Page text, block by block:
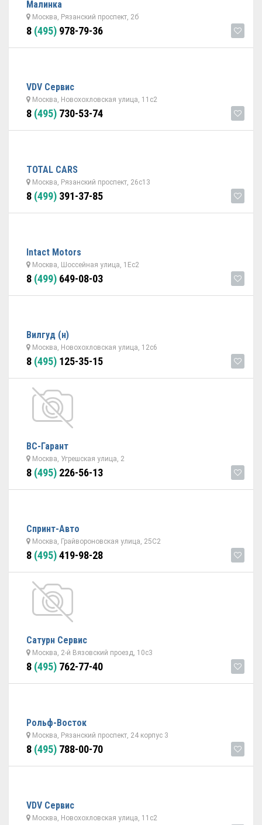
Малинка
Москва, Рязанский проспект, 2б
8 (495) 978-79-36
VDV Сервис
Москва, Новохохловская улица, 11с2
8 (495) 730-53-74
TOTAL CARS
Москва, Рязанский проспект, 26с13
8 (499) 391-37-85
Intact Motors
Москва, Шоссейная улица, 1Ес2
8 (499) 649-08-03
Вилгуд (н)
Москва, Новохохловская улица, 12с6
8 (495) 125-35-15
ВС-Гарант
Москва, Угрешская улица, 2
8 (495) 226-56-13
Спринт-Авто
Москва, Грайвороновская улица, 25С2
8 (495)419-98-28
Сатурн Сервис
Москва, 2-й Вязовский проезд, 10с3
8 (495) 762-77-40
Рольф-Восток
Москва, Рязанский проспект, 24 корпус 3
8 (495) 788-00-70
VDV Сервис
Москва, Новохохловская улица, 11с2